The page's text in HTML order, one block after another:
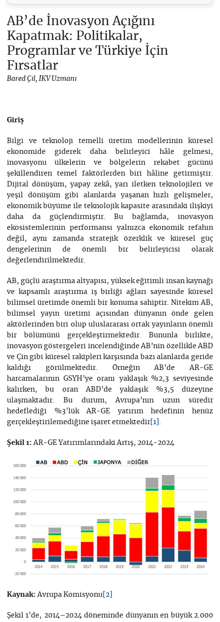
AB’de İnovasyon Açığını
Kapatmak: Politikalar,
Programlar ve Türkiye İçin
Fırsatlar
Bared Çil, İKV Uzmanı
Giriş
Bilgi ve teknoloji temelli üretim modellerinin küresel
ekonomide giderek daha belirleyici hâle gelmesi,
inovasyonu ülkelerin ve bölgelerin rekabet gücünü
şekillendiren temel faktörlerden biri hâline getirmiştir.
Dijital dönüşüm, yapay zekâ, yarı iletken teknolojileri ve
yeşil dönüşüm gibi alanlarda yaşanan hızlı gelişmeler,
ekonomik büyüme ile teknolojik kapasite arasındaki ilişkiyi
daha da güçlendirmiştir. Bu bağlamda, inovasyon
ekosistemlerinin performansı yalnızca ekonomik refahın
değil, aynı zamanda stratejik özerklik ve küresel güç
dengelerinin de önemli bir belirleyicisi olarak
değerlendirilmektedir.
AB, güçlü araştırma altyapısı, yüksek eğitimli insan kaynağı
ve kapsamlı araştırma iş birliği ağları sayesinde küresel
bilimsel üretimde önemli bir konuma sahiptir. Nitekim AB,
bilimsel yayın üretimi açısından dünyanın önde gelen
aktörlerinden biri olup uluslararası ortak yayınların önemli
bir bölümünü gerçekleştirmektedir. Bununla birlikte,
inovasyon göstergeleri incelendiğinde AB’nin özellikle ABD
ve Çin gibi küresel rakipleri karşısında bazı alanlarda geride
kaldığı görülmektedir. Örneğin AB’de AR-GE
harcamalarının GSYH’ye oranı yaklaşık %2,3 seviyesinde
kalırken, bu oran ABD’de yaklaşık %3,5 düzeyine
ulaşmaktadır. Bu durum, Avrupa’nın uzun süredir
hedeflediği %3’lük AR-GE yatırım hedefinin henüz
gerçekleştirilemediğine işaret etmektedir[1] .
Şekil 1:AR-GE Yatırımlarındaki Artış, 2014-2024
Kaynak:Avrupa Komisyonu[2]
Şekil 1’de, 2014–2024 döneminde dünyanın en büyük 2.000